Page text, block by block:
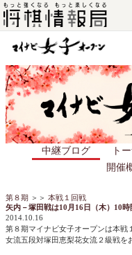
中継ブログ ト
開催
第８期 ＞＞ 本戦１回戦
矢内－塚田戦は10月16日（木）10時
2014.10.16
第８期マイナビ女子オープンは本戦
女流五段対塚田恵梨花女流２級戦を